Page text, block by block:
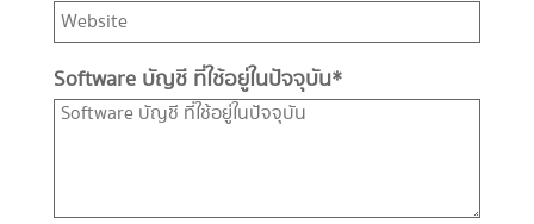
Software บัญชี ที่ใช้อยู่ในปัจจุบัน*